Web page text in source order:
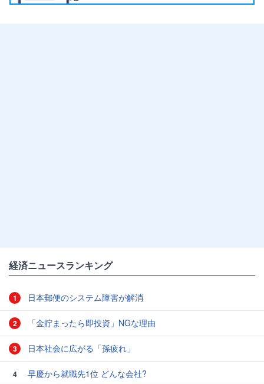
経済ニュースランキング
1 日本郵便のシステム障害が解消
2 「金貯まったら即投資」NGな理由
3 日本社会に広がる「孫疲れ」
4 早慶から就職先1位 どんな会社?